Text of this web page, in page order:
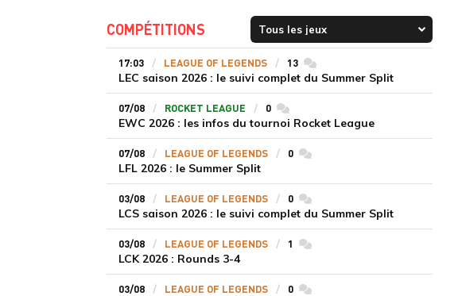
COMPÉTITIONS
17:03 LEAGUE OF LEGENDS 13commentaires
LEC saison 2026 : le suivi complet du Summer Split
07/08 ROCKET LEAGUE 0commentaires
EWC 2026 : les infos du tournoi Rocket League
07/08 LEAGUE OF LEGENDS 0commentaires
LFL 2026 : le Summer Split
03/08 LEAGUE OF LEGENDS 0commentaires
LCS saison 2026 : le suivi complet du Summer Split
03/08 LEAGUE OF LEGENDS 1 commentaires
LCK 2026 : Rounds 3-4
03/08 LEAGUE OF LEGENDS 0commentaires